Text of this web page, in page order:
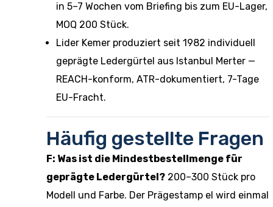
in 5–7 Wochen vom Briefing bis zum EU-Lager,
MOQ 200 Stück.
Lider Kemer produziert seit 1982 individuell
geprägte Ledergürtel aus Istanbul Merter —
REACH-konform, ATR-dokumentiert, 7-Tage
EU-Fracht.
Häufig gestellte Fragen
F: Was ist die Mindestbestellmenge für
geprägte Ledergürtel? 200–300 Stück pro
Modell und Farbe. Der Prägestamp el wird einmal